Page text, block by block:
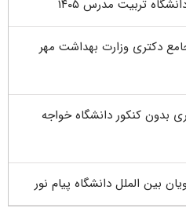
تربیت مدرس ۱۴۰۵
دکتری وزارت بهداشت مهر
بدون کنکور دانشگاه خواجه
بین الملل دانشگاه پیام نور